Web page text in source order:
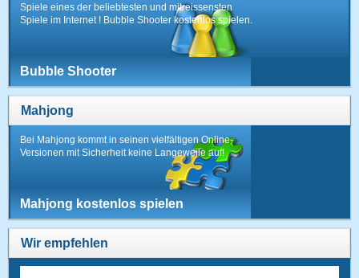
Spiele eines der beliebtesten und mitreissensten
Spiele im Internet ! Bubble Shooter kostenlos spielen.
Bubble Shooter
Mahjong
Bei Mahjong kommt in seinen vielfältigen Online-
Versionen mit Sicherheit keine Langeweile auf!
Mahjong kostenlos spielen
Wir empfehlen